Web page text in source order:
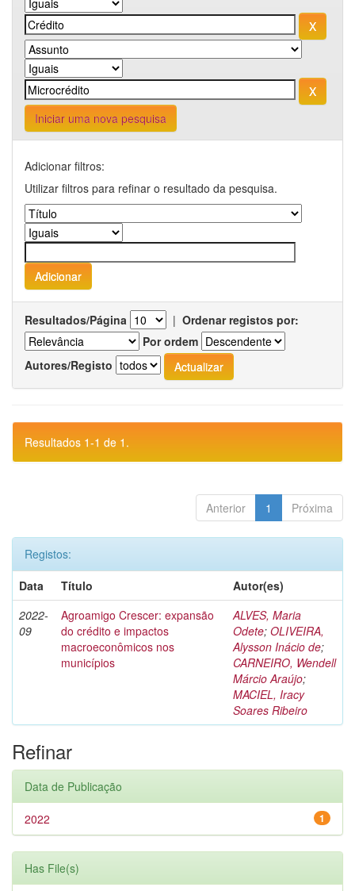
Iniciar uma nova pesquisa
Adicionar filtros:
Utilizar filtros para refinar o resultado da pesquisa.
Resultados/Página | Ordenar registos por:
Por ordem
Autores/Registo
Resultados 1-1 de 1.
Anterior 1 Próxima
Registos:
Data
Título
Autor(es)
2022-
09
Agroamigo Crescer: expansão
do crédito e impactos
macroeconômicos nos
municípios
ALVES, Maria
Odete; OLIVEIRA,
Alysson Inácio de;
CARNEIRO, Wendell
Márcio Araújo;
MACIEL, Iracy
Soares Ribeiro
Refinar
Data de Publicação
1
2022
Has File(s)